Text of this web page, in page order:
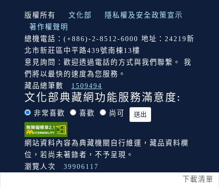
下載清單
:::
版權所有 文化部
隱私權及安全政策宣示
著作權聲明
總機電話：(+886)-2-8512-6000 地址：24219新
北市新莊區中平路439號南棟13樓
意見詢問：歡迎透過電話的方式與我們聯繫。 我
們將以最快的速度為您服務。
藏品總筆數
1509494
文化部典藏網功能服務滿意度:
非常喜歡 喜歡 尚可
網站資料內容為典藏機關自行維運，藏品資料欄
位，若尚未著錄者，不予呈現。
瀏覽人次
39906117